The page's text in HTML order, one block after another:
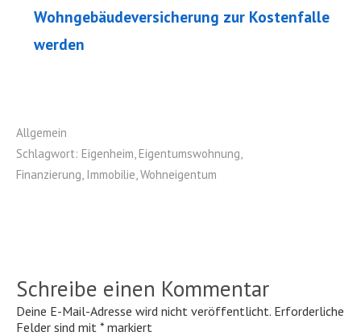
Wohngebäudeversicherung zur Kostenfalle
werden
Allgemein
Schlagwort: Eigenheim, Eigentumswohnung,
Finanzierung, Immobilie,Wohneigentum
Schreibe einen Kommentar
Deine E-Mail-Adresse wird nicht veröffentlicht. Erforderliche
Felder sind mit * markiert